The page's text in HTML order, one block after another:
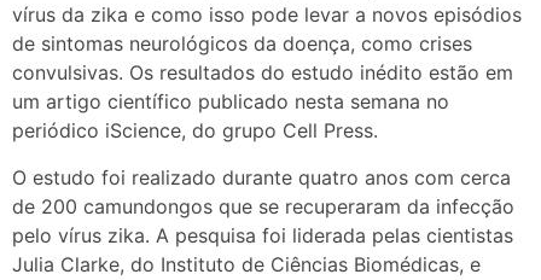
vírus da zika e como isso pode levar a novos episódios
de sintomas neurológicos da doença, como crises
convulsivas. Os resultados do estudo inédito estão em
um artigo científico publicado nesta semana no
periódico iScience, do grupo Cell Press.
O estudo foi realizado durante quatro anos com cerca
de 200 camundongos que se recuperaram da infecção
pelo vírus zika. A pesquisa foi liderada pelas cientistas
Julia Clarke, do Instituto de Ciências Biomédicas, e